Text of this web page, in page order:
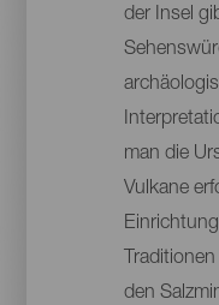
der Insel
man die
Vulkane
den